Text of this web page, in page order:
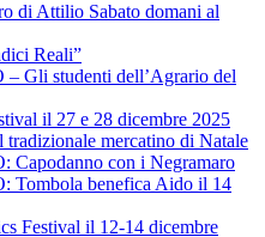
di Attilio Sabato domani al
Reali”
Gli studenti dell’Agrario del
il 27 e 28 dicembre 2025
mercatino di Natale
con i Negramaro
benefica Aido il 14
Festival il 12-14 dicembre